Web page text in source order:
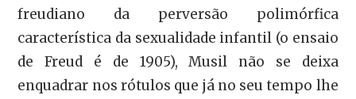
freudiano da perversão polimórfica
característica da sexualidade infantil (o ensaio
de Freud é de 1905), Musil não se deixa
enquadrar nos rótulos que já no seu tempo lhe